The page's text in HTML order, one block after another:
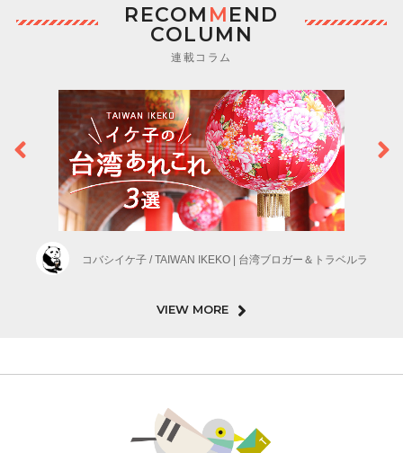
RECOM MEND
COLUMN
連載コラム
コバシイケ子 / TAIWAN IKEKO | 台湾ブロガー＆トラベルラ
VIEW MORE